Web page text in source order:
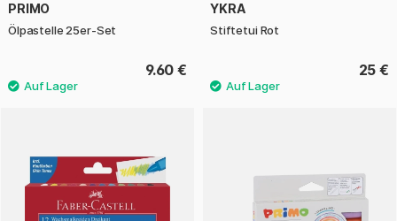
PRIMO
Ölpastelle 25er-Set
9.60 €
YKRA
Stiftetui Rot
25 €